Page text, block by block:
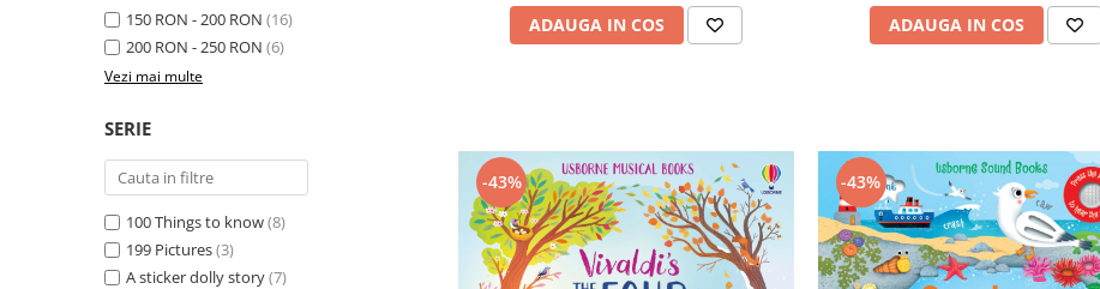
150 RON - 200 RON (16)
200 RON - 250 RON (6)
Vezi mai multe
SERIE
100 Things to know(8)
199 Pictures(3)
A sticker dolly story(7)
ADAUGA IN COS ADAUGA IN COS
-43% -43%